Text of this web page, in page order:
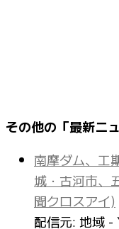
その他の「最新ニ
南摩ダム、
城・古河市、
聞クロスアイ)
配信元: 地域 -